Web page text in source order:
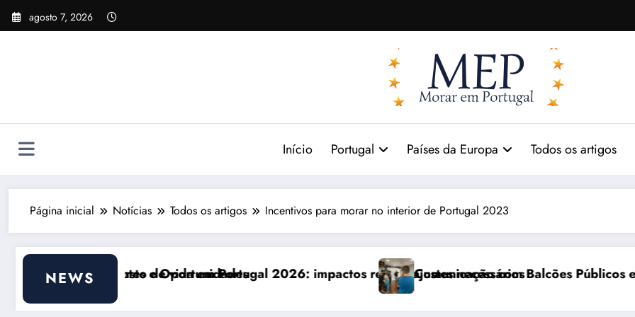
Pular
para
agosto 7, 2026
Início Portugal Países da Europa Todos os artigos
Página inicial Notícias Todos os artigos Incentivos para morar no interior de Portugal 2023
NEWS
em Portugal 2026: impactos reais e ajustes necessáriosComunicação com Balcões Públicos em 2026: Os Desafios Reais
Matrícula em